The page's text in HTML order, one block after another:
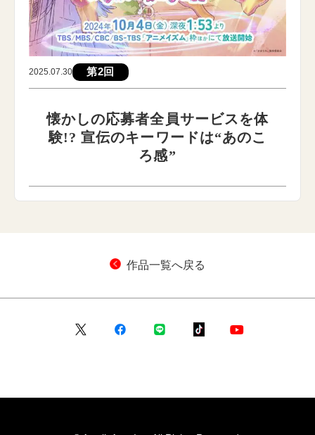
2025.07.30 第2回
懐かしの応募者全員サービスを体
験!? 宣伝のキーワードは“あのこ
ろ感”
作品一覧へ戻る